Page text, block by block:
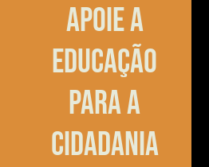
Apoie a
educação
para a
cidadania